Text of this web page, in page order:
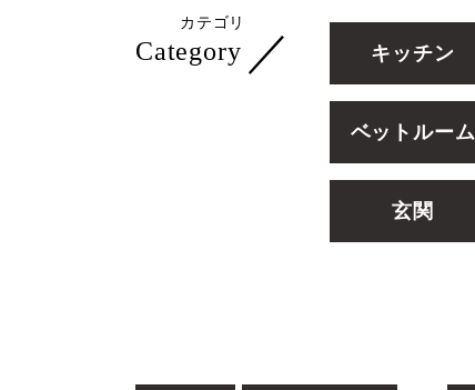
カテゴリ
Category ／ キッチン
ベットルーム
玄関